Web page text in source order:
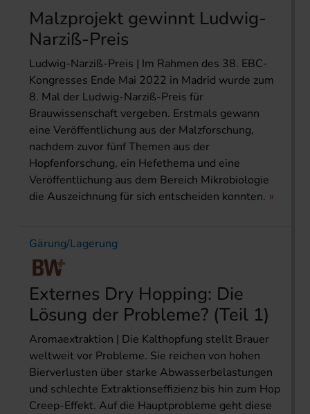
Malzprojekt gewinnt Ludwig-
Narziß-Preis
Ludwig-Narziß-Preis | Im Rahmen des 38. EBC-
Kongresses Ende Mai 2022 in Madrid wurde zum
8. Mal der Ludwig-Narziß-Preis für
Brauwissenschaft vergeben. Erstmals gewann
eine Veröffentlichung aus der Malzforschung,
nachdem zuvor fünf Themen aus der
Hopfenforschung, ein Hefethema und eine
Veröffentlichung aus dem Bereich Mikrobiologie
die Auszeichnung für sich entscheiden konnten.
Gärung/Lagerung
Externes Dry Hopping: Die
Lösung der Probleme? (Teil 1)
Aromaextraktion | Die Kalthopfung stellt Brauer
weltweit vor Probleme. Sie reichen von hohen
Bierverlusten über starke Abwasserbelastungen
und schlechte Extraktionseffizienz bis hin zum Hop
Creep-Effekt. Auf die Hauptprobleme geht diese